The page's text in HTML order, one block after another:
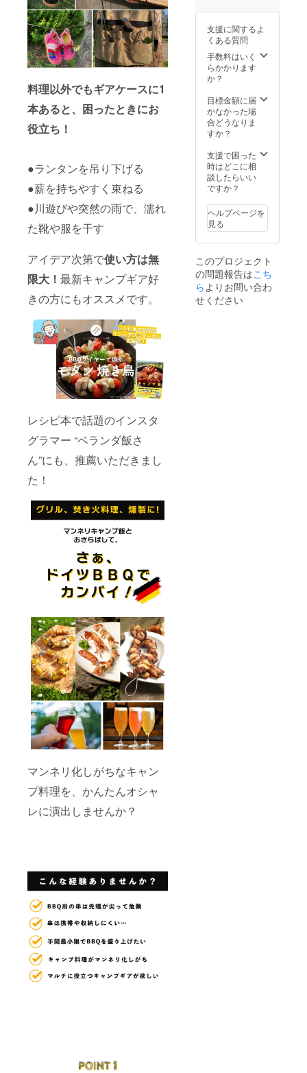
料理以外でもギアケースに1
本あると、困ったときにお
役立ち！
●ランタンを吊り下げる
●薪を持ちやすく束ねる
●川遊びや突然の雨で、濡れ
た靴や服を干す
アイデア次第で使い方は無
限大 ！ 最新キャンプギア好
きの方にもオススメです。
レシピ本で話題のインスタ
グラマー “ベランダ飯さ
ん”にも、推薦いただきまし
た！
マンネリ化しがちなキャン
プ料理を、かんたんオシャ
レに演出しませんか？
り、出
荷時期
が遅れ
る場合
があり
ます。
価格
（消費
税込）
たりの
価格）
となり
ます。
率は販
売予定
価格に
送料を
計金額
に対す
るもの
です。
によ
り、出
荷時期
が遅れ
る場合
があり
売予定
価格
（消費
（1個あ
たりの
価格）
となり
※ 割引
率は販
売予定
価格に
含む合
計金額
に対す
るもの
です。
お届け
ン・仕
様は変
更にな
る可能
性もご
すので
ご了承
くださ
い。 ※
況、使
用部材
の供給
状況、
程上、
国際情
勢など
によ
荷時期
が遅れ
る場合
があり
ます。
支援に関するよ
くある質問
手数料はいく
らかかります
か？
目標金額に届
かなかった場
合どうなりま
すか？
支援で困った
時はどこに相
談したらいい
ですか？
ヘルプページを
見る
このプロジェクト
の問題報告はこち
ら よりお問い合わ
せください